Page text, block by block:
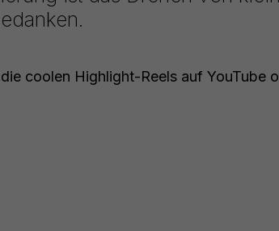
coolen Highlight-Reels auf YouTube